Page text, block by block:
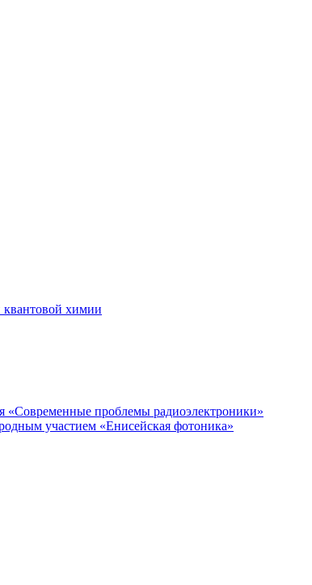
квантовой химии
«Современные проблемы радиоэлектроники»
участием «Енисейская фотоника»